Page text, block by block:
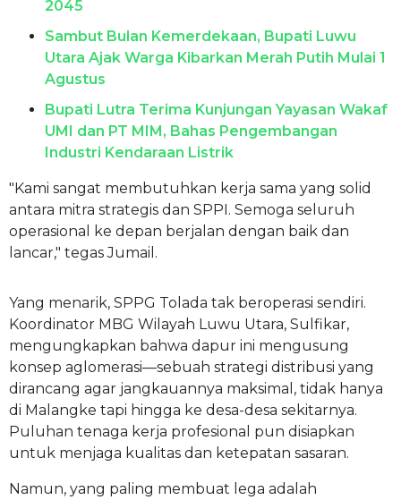
2045
Sambut Bulan Kemerdekaan, Bupati Luwu
Utara Ajak Warga Kibarkan Merah Putih Mulai 1
Agustus
Bupati Lutra Terima Kunjungan Yayasan Wakaf
UMI dan PT MIM, Bahas Pengembangan
Industri Kendaraan Listrik
"Kami sangat membutuhkan kerja sama yang solid
antara mitra strategis dan SPPI. Semoga seluruh
operasional ke depan berjalan dengan baik dan
lancar," tegas Jumail.
Yang menarik, SPPG Tolada tak beroperasi sendiri.
Koordinator MBG Wilayah Luwu Utara, Sulfikar,
mengungkapkan bahwa dapur ini mengusung
konsep aglomerasi—sebuah strategi distribusi yang
dirancang agar jangkauannya maksimal, tidak hanya
di Malangke tapi hingga ke desa-desa sekitarnya.
Puluhan tenaga kerja profesional pun disiapkan
untuk menjaga kualitas dan ketepatan sasaran.
Namun, yang paling membuat lega adalah